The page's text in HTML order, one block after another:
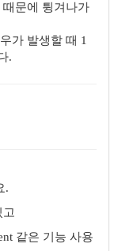
문에 튕겨나가
가 발생할 때 1
.
.
고
같은 기능 사용